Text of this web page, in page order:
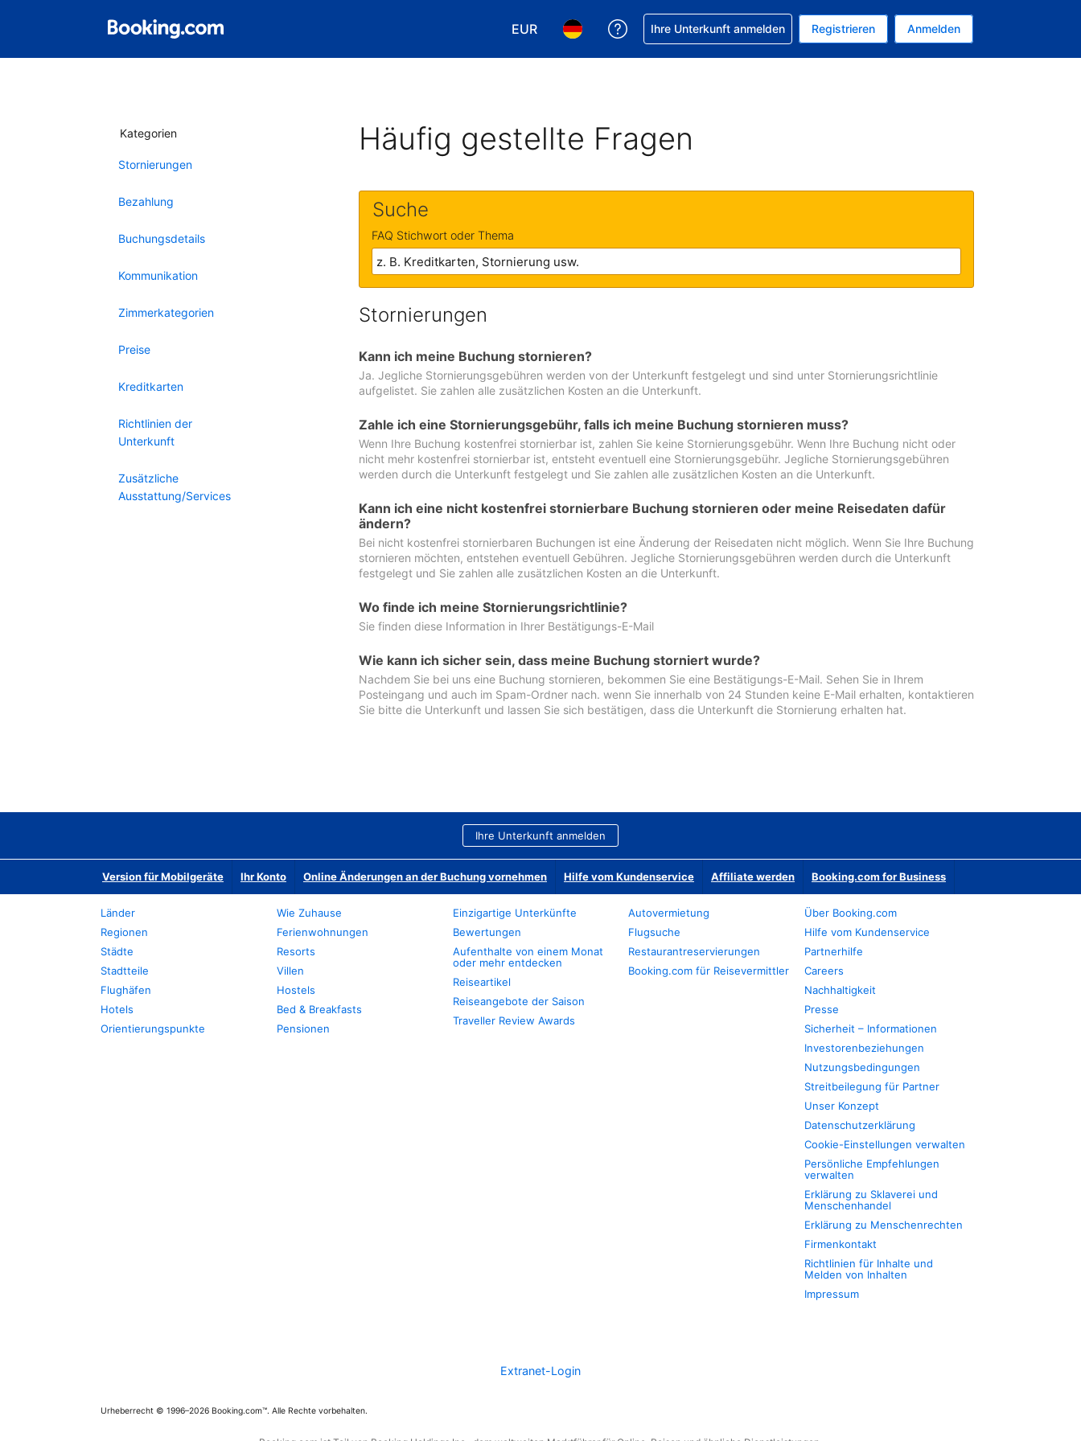
EUR
Wählen Sie Ihre Währung. Ihre aktuelle Währung ist EUR
Wählen Sie Ihre Sprache. Ihre aktuelle Sprache ist Deutsch
Hilfe bei Ihrer Buchung erhalten
Ihre Unterkunft anmelden Registrieren Anmelden
Kategorien
Stornierungen
Bezahlung
Buchungsdetails
Kommunikation
Zimmerkategorien
Preise
Kreditkarten
Richtlinien der
Unterkunft
Zusätzliche
Ausstattung/Services
Häufig gestellte Fragen
Suche
FAQ Stichwort oder Thema
Stornierungen
Kann ich meine Buchung stornieren?
Ja. Jegliche Stornierungsgebühren werden von der Unterkunft festgelegt und sind unter Stornierungsrichtlinie
aufgelistet. Sie zahlen alle zusätzlichen Kosten an die Unterkunft.
Zahle ich eine Stornierungsgebühr, falls ich meine Buchung stornieren muss?
Wenn Ihre Buchung kostenfrei stornierbar ist, zahlen Sie keine Stornierungsgebühr. Wenn Ihre Buchung nicht oder
nicht mehr kostenfrei stornierbar ist, entsteht eventuell eine Stornierungsgebühr. Jegliche Stornierungsgebühren
werden durch die Unterkunft festgelegt und Sie zahlen alle zusätzlichen Kosten an die Unterkunft.
Kann ich eine nicht kostenfrei stornierbare Buchung stornieren oder meine Reisedaten dafür
ändern?
Bei nicht kostenfrei stornierbaren Buchungen ist eine Änderung der Reisedaten nicht möglich. Wenn Sie Ihre Buchung
stornieren möchten, entstehen eventuell Gebühren. Jegliche Stornierungsgebühren werden durch die Unterkunft
festgelegt und Sie zahlen alle zusätzlichen Kosten an die Unterkunft.
Wo finde ich meine Stornierungsrichtlinie?
Sie finden diese Information in Ihrer Bestätigungs-E-Mail
Wie kann ich sicher sein, dass meine Buchung storniert wurde?
Nachdem Sie bei uns eine Buchung stornieren, bekommen Sie eine Bestätigungs-E-Mail. Sehen Sie in Ihrem
Posteingang und auch im Spam-Ordner nach. wenn Sie innerhalb von 24 Stunden keine E-Mail erhalten, kontaktieren
Sie bitte die Unterkunft und lassen Sie sich bestätigen, dass die Unterkunft die Stornierung erhalten hat.
Ihre Unterkunft anmelden
Version für Mobilgeräte Ihr Konto Online Änderungen an der Buchung vornehmen Hilfe vom Kundenservice Affiliate werden Booking.com for Business
Länder
Regionen
Städte
Stadtteile
Flughäfen
Hotels
Orientierungspunkte
Wie Zuhause
Ferienwohnungen
Resorts
Villen
Hostels
Bed & Breakfasts
Pensionen
Einzigartige Unterkünfte
Bewertungen
Aufenthalte von einem Monat
oder mehr entdecken
Reiseartikel
Reiseangebote der Saison
Traveller Review Awards
Autovermietung
Flugsuche
Restaurantreservierungen
Booking.com für Reisevermittler
Über Booking.com
Hilfe vom Kundenservice
Partnerhilfe
Careers
Nachhaltigkeit
Presse
Sicherheit – Informationen
Investorenbeziehungen
Nutzungsbedingungen
Streitbeilegung für Partner
Unser Konzept
Datenschutzerklärung
Cookie-Einstellungen verwalten
Persönliche Empfehlungen
verwalten
Erklärung zu Sklaverei und
Menschenhandel
Erklärung zu Menschenrechten
Firmenkontakt
Richtlinien für Inhalte und
Melden von Inhalten
Impressum
Extranet-Login
Urheberrecht © 1996–2026 Booking.com™. Alle Rechte vorbehalten.